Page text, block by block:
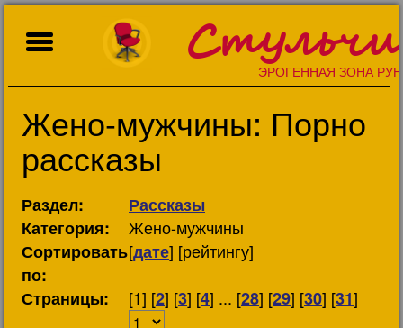
ЭРОГЕННАЯ ЗОНА
Жено-мужчины: Порно
рассказы
Раздел:
Рассказы
Категория:
Жено-мужчины
Сортировать
по:
[дате] [рейтингу]
Страницы: [1] [2] [3] [4] ... [28] [29] [30] [31]